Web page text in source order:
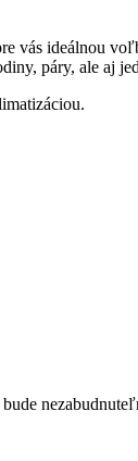
vás ideálnou
páry, ale aj